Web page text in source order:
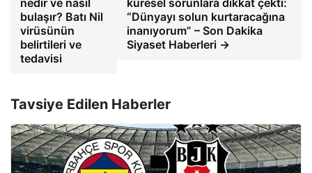
nedir ve nasıl
bulaşır? Batı Nil
virüsünün
belirtileri ve
tedavisi
küresel sorunlara dikkat çekti:
“Dünyayı solun kurtaracağına
inanıyorum” – Son Dakika
Siyaset Haberleri →
Tavsiye Edilen Haberler